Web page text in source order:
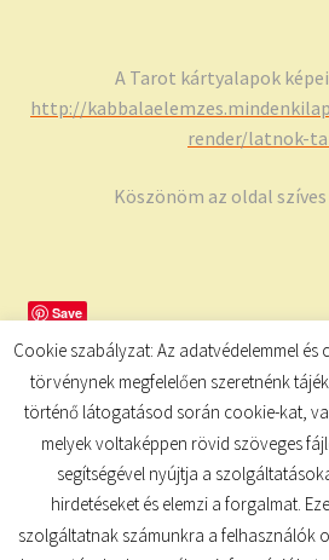
A Tarot kártyalapok
http://
render/latnok-
Köszönöm az oldal
Save
Cookie szabályzat: Az adatvédelemmel és
törvénynek megfelelően szeretnénk
történő látogatásod során cookie-kat,
melyek voltaképpen rövid szöveges
segítségével nyújtja a
hirdetéseket és elemzi a forgalmat.
szolgáltatnak számunkra a felhasználók